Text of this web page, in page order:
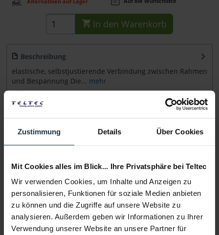
Zustimmung Details Über Cookies
Mit Cookies alles im Blick... Ihre Privatsphäre bei Teltec
Wir verwenden Cookies, um Inhalte und Anzeigen zu
personalisieren, Funktionen für soziale Medien anbieten
zu können und die Zugriffe auf unsere Website zu
analysieren. Außerdem geben wir Informationen zu Ihrer
Verwendung unserer Website an unsere Partner für
In den Warenkorb
Beschreibung
elastische, selbstjustierende Verbindung zwischen Rahmen
und Bespannung Die... mehr
Beratung
Medien
Infos zu Hersteller & Produktsicherheit
Folgende Infos zum Hersteller sind verfübar......mehr
Weitere Artikel von Sunbounce ansehen